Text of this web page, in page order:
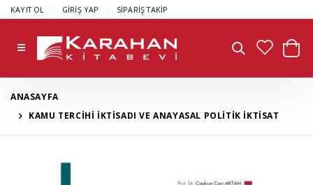
KAYIT OL GİRİŞ YAP SİPARİŞ TAKİP
ANASAYFA
KAMU TERCİHİ İKTİSADI VE ANAYASAL POLİTİK İKTİSAT